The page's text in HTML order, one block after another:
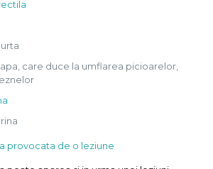
care duce la umflarea picioarelor,
provocata de o leziune